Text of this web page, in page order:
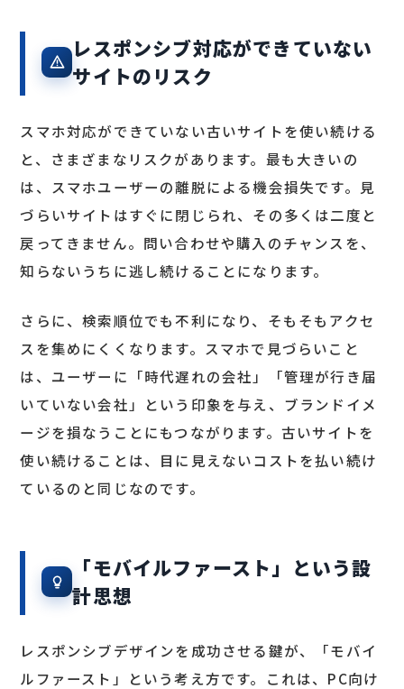
レスポンシブ対応ができていない
サイトのリスク
スマホ対応ができていない古いサイトを使い続ける
と、さまざまなリスクがあります。最も大きいの
は、スマホユーザーの離脱による機会損失です。見
づらいサイトはすぐに閉じられ、その多くは二度と
戻ってきません。問い合わせや購入のチャンスを、
知らないうちに逃し続けることになります。
さらに、検索順位でも不利になり、そもそもアクセ
スを集めにくくなります。スマホで見づらいこと
は、ユーザーに「時代遅れの会社」「管理が行き届
いていない会社」という印象を与え、ブランドイメ
ージを損なうことにもつながります。古いサイトを
使い続けることは、目に見えないコストを払い続け
ているのと同じなのです。
「モバイルファースト」という設
計思想
レスポンシブデザインを成功させる鍵が、「モバイ
ルファースト」という考え方です。これは、PC向け